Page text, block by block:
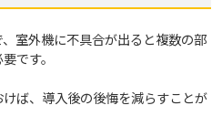
室外機に不具合が出ると複数の部
です。
ば、導入後の後悔を減らすことが